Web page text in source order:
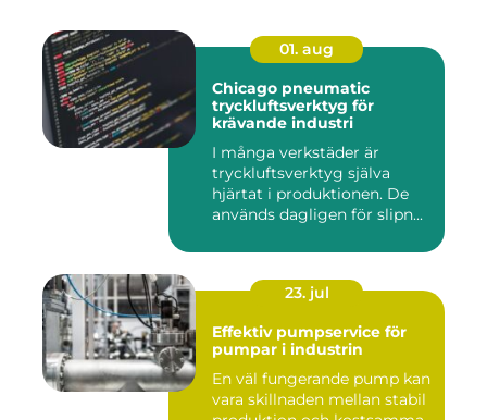
01. aug
Chicago pneumatic
tryckluftsverktyg för
krävande industri
I många verkstäder är
tryckluftsverktyg själva
hjärtat i produktionen. De
används dagligen för slipn...
23. jul
Effektiv pumpservice för
pumpar i industrin
En väl fungerande pump kan
vara skillnaden mellan stabil